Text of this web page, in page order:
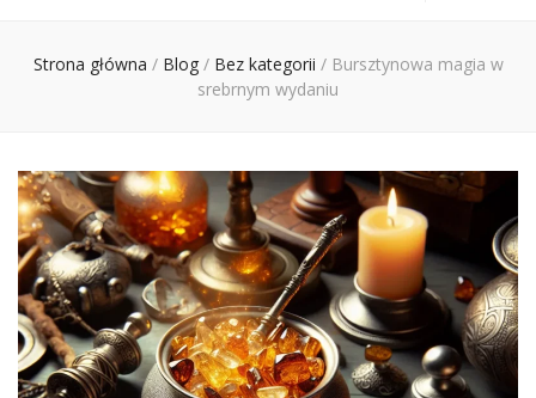
Strona główna / Blog / Bez kategorii / Bursztynowa magia w
srebrnym wydaniu